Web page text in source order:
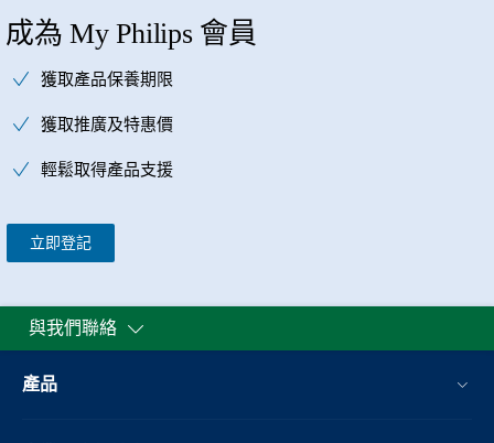
成為 My Philips 會員
獲取產品保養期限
獲取推廣及特惠價
輕鬆取得產品支援
立即登記
與我們聯絡
產品